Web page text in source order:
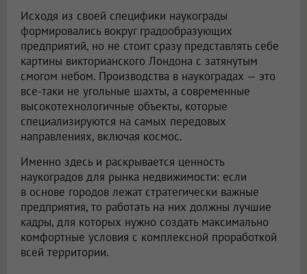
Исходя из своей специфики наукограды
формировались вокруг градообразующих
предприятий, но не стоит сразу представлять себе
картины викторианского Лондона с затянутым
смогом небом. Производства в наукоградах — это
все-таки не угольные шахты, а современные
высокотехнологичные объекты, которые
специализируются на самых передовых
направлениях, включая космос.
Именно здесь и раскрывается ценность
наукоградов для рынка недвижимости: если
в основе городов лежат стратегически важные
предприятия, то работать на них должны лучшие
кадры, для которых нужно создать максимально
комфортные условия с комплексной проработкой
всей территории.